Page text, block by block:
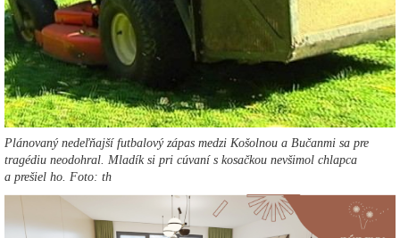
Plánovaný nedeľňajší futbalový zápas medzi Košolnou a Bučanmi sa pre
tragédiu neodohral. Mladík si pri cúvaní s kosačkou nevšimol chlapca
a prešiel ho. Foto: th